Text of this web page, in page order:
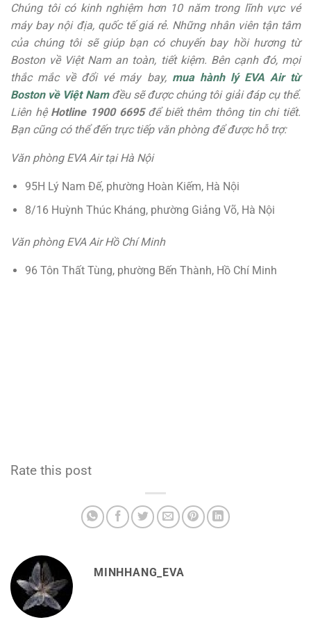
Chúng tôi có kinh nghiệm hơn 10 năm trong lĩnh vực vé
máy bay nội địa, quốc tế giá rẻ. Những nhân viên tận tâm
của chúng tôi sẽ giúp bạn có chuyến bay hồi hương từ
Boston về Việt Nam an toàn, tiết kiệm. Bên cạnh đó, mọi
thắc mắc về đổi vé máy bay, mua hành lý EVA Air từ
Boston về Việt Namđều sẽ được chúng tôi giải đáp cụ thể.
Liên hệ Hotline 1900 6695để biết thêm thông tin chi tiết.
Bạn cũng có thể đến trực tiếp văn phòng để được hỗ trợ:
Văn phòng EVA Air tại Hà Nội
95H Lý Nam Đế, phường Hoàn Kiếm, Hà Nội
8/16 Huỳnh Thúc Kháng, phường Giảng Võ, Hà Nội
Văn phòng EVA Air Hồ Chí Minh
96 Tôn Thất Tùng, phường Bến Thành, Hồ Chí Minh
Rate this post
MINHHANG_EVA